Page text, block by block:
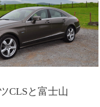
CLSと富士山